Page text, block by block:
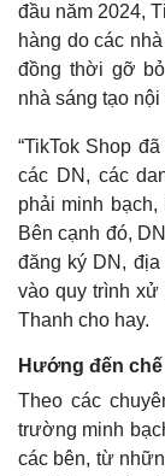
Thế giới
Quan sát
Cuộc sống đó đây
Hồ sơ
đầu năm 2024,
hàng do các
đồng thời gỡ
nhà sáng tạo
“TikTok Shop
các DN, các
phải minh
Bên cạnh đó,
đăng ký DN,
vào quy trình xử
Thanh cho hay.
Hướng đến
Theo các
trường minh
các bên, từ